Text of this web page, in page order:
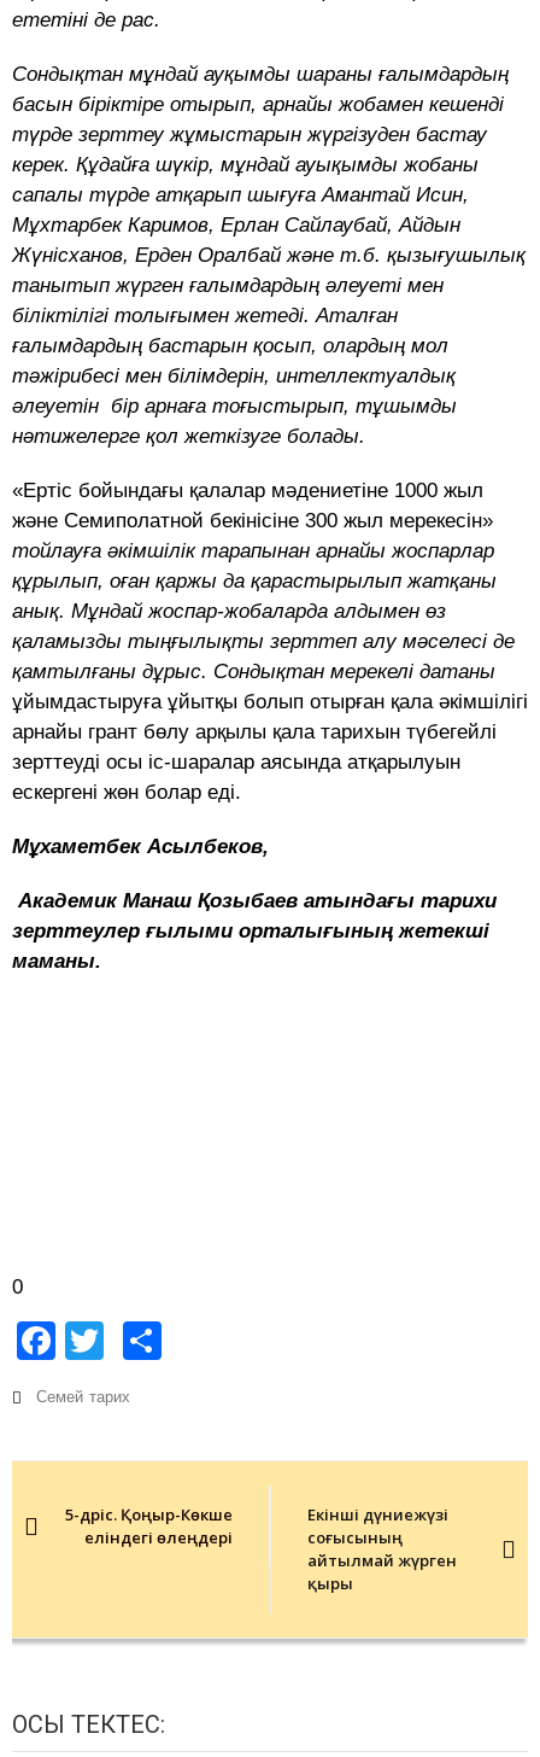
ететіні де рас.
Сондықтан мұндай ауқымды шараны ғалымдардың
басын біріктіре отырып, арнайы жобамен кешенді
түрде зерттеу жұмыстарын жүргізуден бастау
керек. Құдайға шүкір, мұндай ауықымды жобаны
сапалы түрде атқарып шығуға Амантай Исин,
Мұхтарбек Каримов, Ерлан Сайлаубай, Айдын
Жүнісханов, Ерден Оралбай және т.б. қызығушылық
танытып жүрген ғалымдардың әлеуеті мен
біліктілігі толығымен жетеді. Аталған
ғалымдардың бастарын қосып, олардың мол
тәжірибесі мен білімдерін, интеллектуалдық
әлеуетін бір арнаға тоғыстырып, тұшымды
нәтижелерге қол жеткізуге болады.
«Ертіс бойындағы қалалар мәдениетіне 1000 жыл
және Семиполатной бекінісіне 300 жыл мерекесін»
тойлауға әкімшілік тарапынан арнайы жоспарлар
құрылып, оған қаржы да қарастырылып жатқаны
анық. Мұндай жоспар-жобаларда алдымен өз
қаламызды тыңғылықты зерттеп алу мәселесі де
қамтылғаны дұрыс. Сондықтан мерекелі датаны
ұйымдастыруға ұйытқы болып отырған қала әкімшілігі
арнайы грант бөлу арқылы қала тарихын түбегейлі
зерттеуді осы іс-шаралар аясында атқарылуын
ескергені жөн болар еді.
Мұхаметбек Асылбеков,
Академик Манаш Қозыбаев атындағы тарихи
зерттеулер ғылыми орталығының жетекші
маманы.
0
Facebook
Twitter
Семей тарих
navigation
5-дәріс. Қоңыр-Көкше
еліндегі өлеңдері
Екінші дүниежүзі
соғысының
айтылмай жүрген
қыры
ОСЫ ТЕКТЕС: